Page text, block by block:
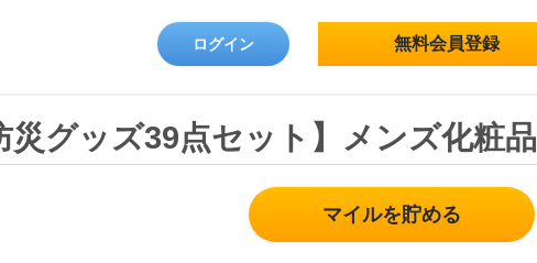
ログイン 無料会員登録
グッズ39点セット】メンズ化粧品
マイルを貯める